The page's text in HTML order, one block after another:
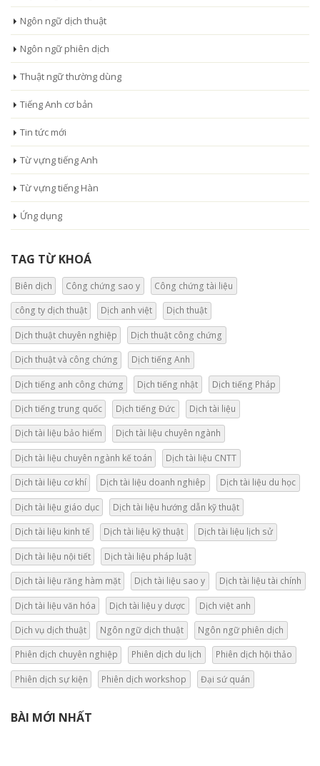
Ngôn ngữ dịch thuật
Ngôn ngữ phiên dịch
Thuật ngữ thường dùng
Tiếng Anh cơ bản
Tin tức mới
Từ vựng tiếng Anh
Từ vựng tiếng Hàn
Ứng dụng
TAG TỪ KHOÁ
Biên dịch Công chứng sao y Công chứng tài liệu
công ty dịch thuật Dịch anh việt Dịch thuật
Dịch thuật chuyên nghiệp Dịch thuật công chứng
Dịch thuật và công chứng Dịch tiếng Anh
Dịch tiếng anh công chứng Dịch tiếng nhật Dịch tiếng Pháp
Dịch tiếng trung quốc Dịch tiếng Đức Dịch tài liệu
Dịch tài liệu bảo hiểm Dịch tài liệu chuyên ngành
Dịch tài liệu chuyên ngành kế toán Dịch tài liệu CNTT
Dịch tài liệu cơ khí Dịch tài liệu doanh nghiêp Dịch tài liệu du học
Dịch tài liệu giáo dục Dịch tài liệu hướng dẫn kỹ thuật
Dịch tài liệu kinh tế Dịch tài liệu kỹ thuật Dịch tài liệu lịch sử
Dịch tài liệu nội tiết Dịch tài liệu pháp luật
Dịch tài liệu răng hàm mặt Dịch tài liệu sao y Dịch tài liệu tài chính
Dịch tài liệu văn hóa Dịch tài liệu y dược Dịch việt anh
Dịch vụ dịch thuật Ngôn ngữ dịch thuật Ngôn ngữ phiên dịch
Phiên dịch chuyên nghiệp Phiên dịch du lịch Phiên dịch hội thảo
Phiên dịch sự kiện Phiên dịch workshop Đại sứ quán
BÀI MỚI NHẤT